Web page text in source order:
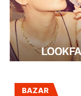
BAZAR